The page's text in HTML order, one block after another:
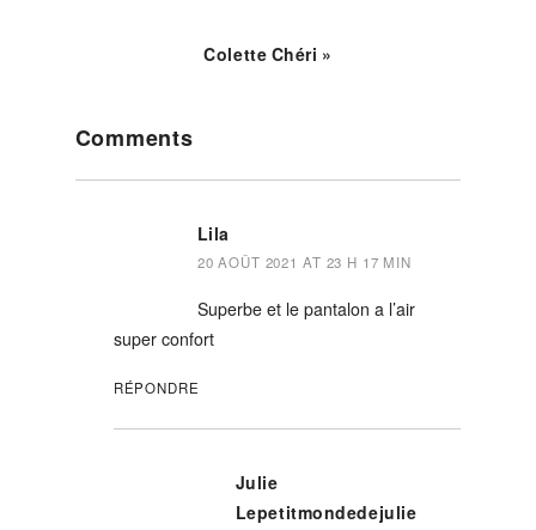
Colette Chéri »
Interactions
Comments
Lila
20 AOÛT 2021 AT 23 H 17 MIN
Superbe et le pantalon a l’air
super confort
RÉPONDRE
Julie
Lepetitmondedejulie